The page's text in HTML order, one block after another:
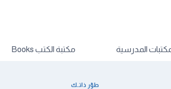
المدرسية مكتبة الكتب Books
طوّر ذاتـك